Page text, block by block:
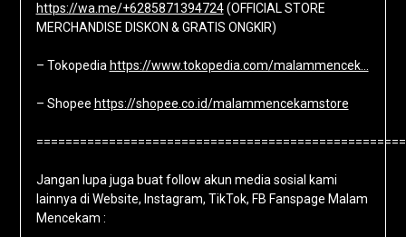
https://wa.me/+6285871394724(OFFICIAL STORE
MERCHANDISE DISKON & GRATIS ONGKIR)
– Tokopedia https://www.tokopedia.com/malammencek…
– Shopee https://shopee.co.id/malammencekamstore
Jangan lupa juga buat follow akun media sosial kami
lainnya di Website, Instagram, TikTok, FB Fanspage Malam
Mencekam :